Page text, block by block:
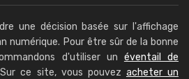
une décision basée sur l'affichage
numérique. Pour être sûr de la bonne
d'utiliser un éventail de
ce site, vous pouvez acheter un